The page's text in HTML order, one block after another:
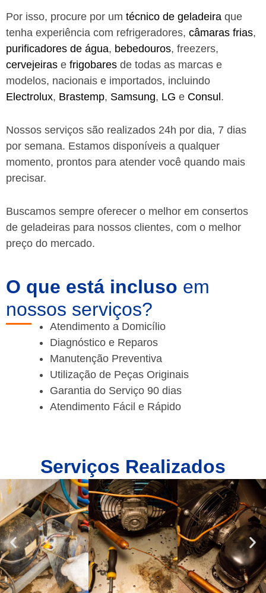
Por isso, procure por um técnico de geladeira que
tenha experiência com refrigeradores, câmaras frias,
purificadores de água, bebedouros, freezers,
cervejeiras e frigobares de todas as marcas e
modelos, nacionais e importados, incluindo
Electrolux, Brastemp, Samsung, LG e Consul .
Nossos serviços são realizados 24h por dia, 7 dias
por semana. Estamos disponíveis a qualquer
momento, prontos para atender você quando mais
precisar.
Buscamos sempre oferecer o melhor em consertos
de geladeiras para nossos clientes, com o melhor
preço do mercado.
O que está incluso em
nossos serviços?
Atendimento a Domicílio
Diagnóstico e Reparos
Manutenção Preventiva
Utilização de Peças Originais
Garantia do Serviço 90 dias
Atendimento Fácil e Rápido
Serviços Realizados